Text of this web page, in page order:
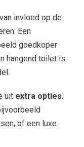
invloed op de
Een
goedkoper
hangend toilet is
uit extra opties.
of een luxe